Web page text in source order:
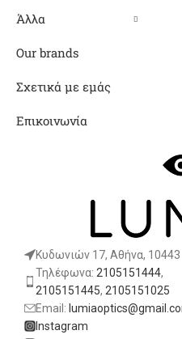
Άλλα
Our brands
Σχετικά με εμάς
Επικοινωνία
Κυδωνιών 17, Αθήνα, 10443
Τηλέφωνα: 2105151444,
2105151445, 2105151025
Email:
Instagram